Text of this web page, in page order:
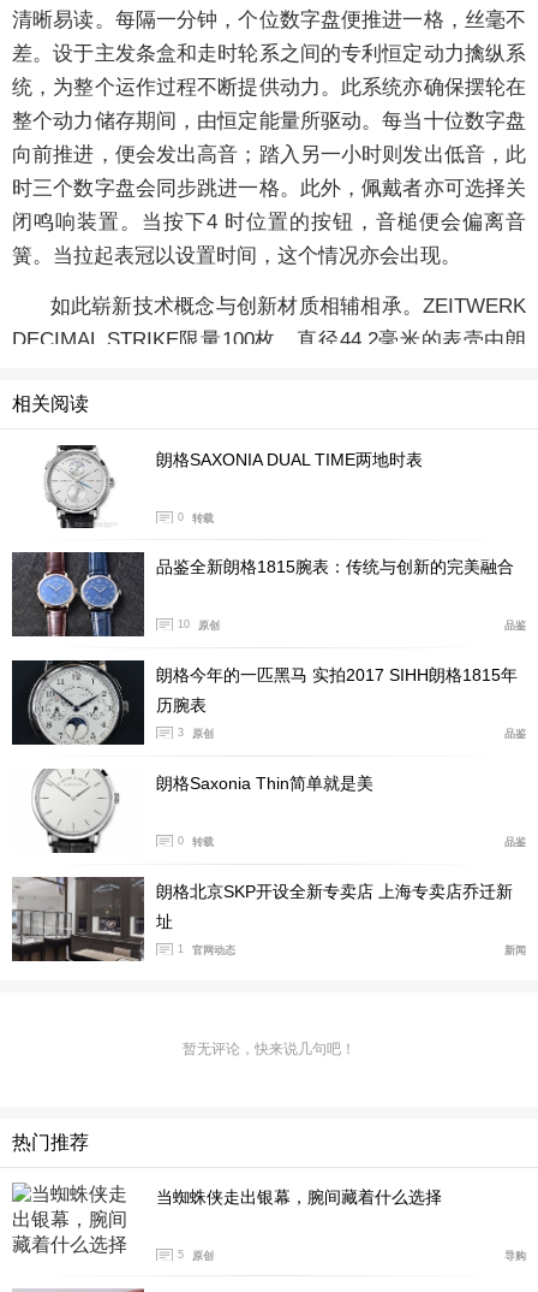
清晰易读。每隔一分钟，个位数字盘便推进一格，丝毫不
差。设于主发条盒和走时轮系之间的专利恒定动力擒纵系
统，为整个运作过程不断提供动力。此系统亦确保摆轮在
整个动力储存期间，由恒定能量所驱动。每当十位数字盘
向前推进，便会发出高音；踏入另一小时则发出低音，此
时三个数字盘会同步跳进一格。此外，佩戴者亦可选择关
闭鸣响装置。当按下4 时位置的按钮，音槌便会偏离音
簧。当拉起表冠以设置时间，这个情况亦会出现。
如此崭新技术概念与创新材质相辅相承。ZEITWERK
DECIMAL STRIKE限量100枚，直径44.2毫米的表壳由朗
链机芯，动力储存长达36小时。其他朗格经典品质标志包
括由未经处理的德国银制造饰有格拉苏蒂菱纹的3/4夹
板、手工雕刻摆轮夹板，以及附设自由摆动自制游丝的凸
轮固定摆轮。
相关阅读
朗格SAXONIA DUAL TIME两地时表
0 转载
品鉴全新朗格1815腕表：传统与创新的完美融合
10 原创 品鉴
朗格今年的一匹黑马 实拍2017 SIHH朗格1815年
历腕表
3 原创 品鉴
朗格Saxonia Thin简单就是美
0 转载 品鉴
朗格北京SKP开设全新专卖店 上海专卖店乔迁新
址
1 官网动态 新闻
暂无评论，快来说几句吧！
热门推荐
当蜘蛛侠走出银幕，腕间藏着什么选择
5 原创 导购